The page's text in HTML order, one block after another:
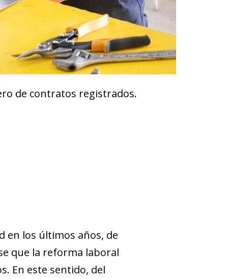
de contratos registrados.
en los últimos años, de
que la reforma laboral
En este sentido, del